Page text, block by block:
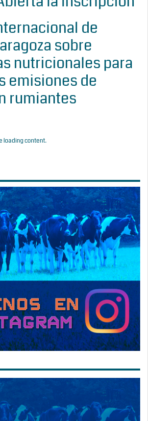
de
sobre
nutricionales para
emisiones de
rumiantes
loading content.